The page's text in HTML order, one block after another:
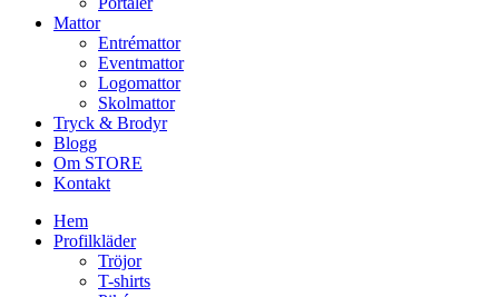
Mattor
Entrémattor
Eventmattor
Logomattor
Skolmattor
Tryck & Brodyr
Blogg
Om STORE
Kontakt
Hem
Profilkläder
Tröjor
T-shirts